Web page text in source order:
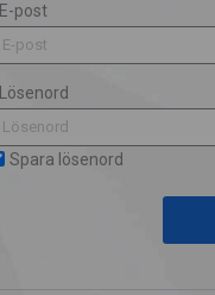
E-post
Lösenord
Spara lösenord